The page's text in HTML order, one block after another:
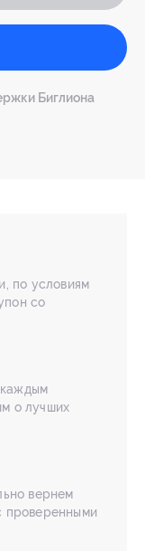
Биглиона
по условиям
со
о лучших
вернем
проверенными